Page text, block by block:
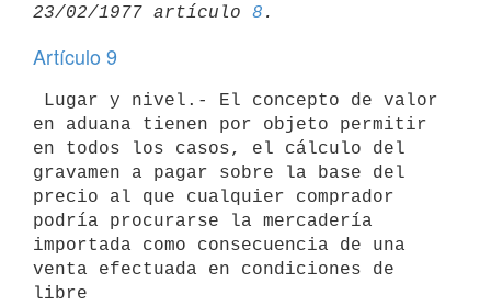
23/02/1977 artículo 8
Artículo 9
en aduana tienen por objeto permitir
en todos los casos, el cálculo del
gravamen a pagar sobre la base del
precio al que cualquier comprador
podría procurarse la mercadería
importada como consecuencia de una
venta efectuada en condiciones de
libre